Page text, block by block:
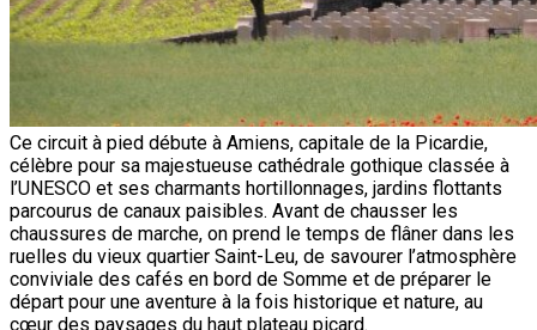
Ce circuit à pied débute à Amiens, capitale de la Picardie,
célèbre pour sa majestueuse cathédrale gothique classée à
l’UNESCO et ses charmants hortillonnages, jardins flottants
parcourus de canaux paisibles. Avant de chausser les
chaussures de marche, on prend le temps de flâner dans les
ruelles du vieux quartier Saint-Leu, de savourer l’atmosphère
conviviale des cafés en bord de Somme et de préparer le
départ pour une aventure à la fois historique et nature, au
cœur des paysages du haut plateau picard.